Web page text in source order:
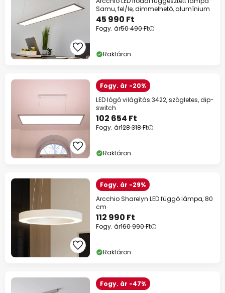
Samu, fel/le, dimmelhető, alumínium
45 990 Ft
Fogy. ár50 490 Ft
Raktáron
Fogy. ár -20%
LED lógó világítás 3422, szögletes, dip-
switch
102 654 Ft
Fogy. ár128 318 Ft
Raktáron
Fogy. ár -29%
Arcchio Sharelyn LED függő lámpa, 80
cm
112 990 Ft
Fogy. ár160 990 Ft
Raktáron
Fogy. ár -47%